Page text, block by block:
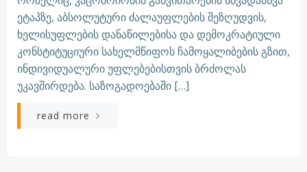
ეტაპზე, აბსოლუტური ძალაუფლების შეზღუდვის,
ხელისუფლების დანაწილებისა და დემოკრატიული
კონსტიტუციური სახელმწიფოს ჩამოყალიბების გზით,
ინდივიდუალური უფლებებისთვის ბრძოლას
უკავშირდება. საზოგადოებაში […]
read more